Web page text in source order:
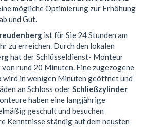
mögliche Optimierung zur Erhöhung
und Gut.
ist für Sie 24 Stunden am
zu erreichen. Durch den lokalen
hat der Schlüsseldienst- Monteur
rund 20 Minuten. Eine zugezogene
wird in wenigen Minuten geöffnet und
an Schloss oderSchließzylinder
haben eine langjährige
geschult und besuchen
Kenntnisse ständig auf dem neusten